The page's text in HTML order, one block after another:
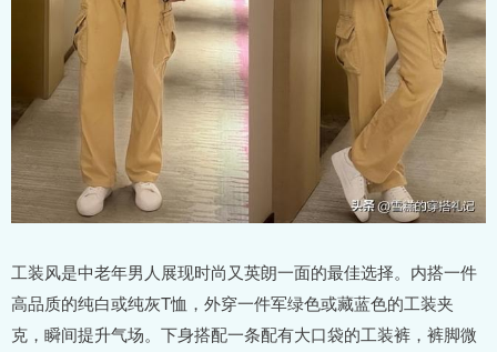
工装风是中老年男人展现时尚又英朗一面的最佳选择。内搭一件
高品质的纯白或纯灰T恤，外穿一件军绿色或藏蓝色的工装夹
克，瞬间提升气场。下身搭配一条配有大口袋的工装裤，裤脚微